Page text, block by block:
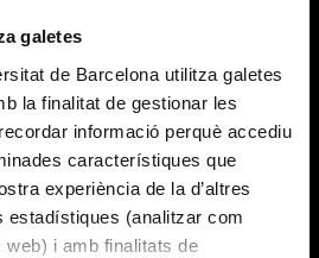
galetes
de Barcelona utilitza galetes
la finalitat de gestionar les
informació perquè accediu
característiques que
experiència de la d’altres
estadístiques (analitzar com
web) i amb finalitats de